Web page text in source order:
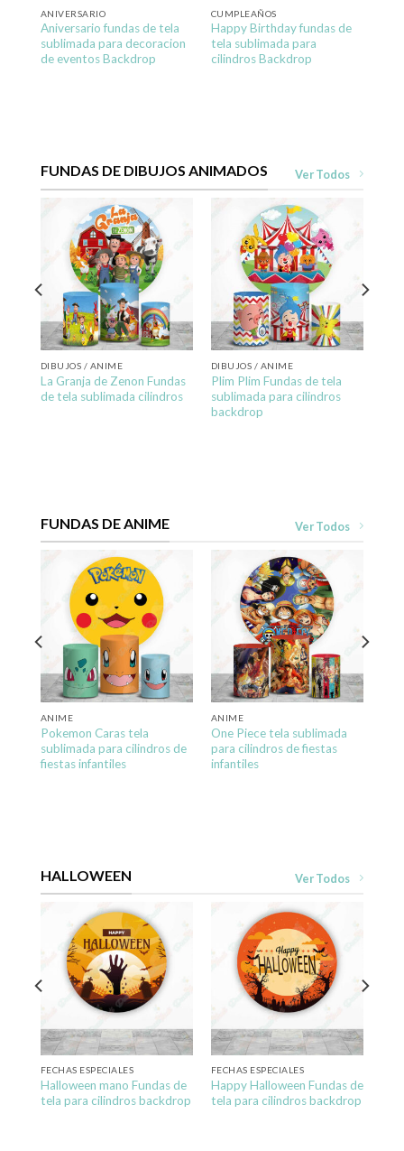
ANIVERSARIO
Aniversario fundas de tela
sublimada para decoracion
de eventos Backdrop
CUMPLEAÑOS
Happy Birthday fundas de
tela sublimada para
cilindros Backdrop
FUNDAS DE DIBUJOS ANIMADOS Ver Todos
DIBUJOS / ANIME
La Granja de Zenon Fundas
de tela sublimada cilindros
DIBUJOS / ANIME
Plim Plim Fundas de tela
sublimada para cilindros
backdrop
FUNDAS DE ANIME Ver Todos
ANIME
Pokemon Caras tela
sublimada para cilindros de
fiestas infantiles
ANIME
One Piece tela sublimada
para cilindros de fiestas
infantiles
HALLOWEEN Ver Todos
FECHAS ESPECIALES
Halloween mano Fundas de
tela para cilindros backdrop
FECHAS ESPECIALES
Happy Halloween Fundas de
tela para cilindros backdrop